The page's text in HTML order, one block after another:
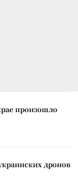
произошло
дронов